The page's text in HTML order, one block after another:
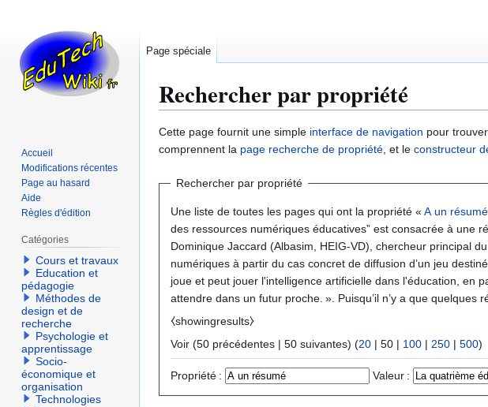
Rechercher par propriété
Aller
à
navigation
Aller
à
recherche
Cette page fournit une simple interface de navigation pour
comprennent la page recherche de propriété, et le constructeur
Rechercher par propriété
Une liste de toutes les pages qui ont la propriété « A un résumé
des ressources numériques éducatives” est consacrée à une
Dominique Jaccard (Albasim, HEIG-VD), chercheur principal
numériques à partir du cas concret de diffusion d’un jeu
joue et peut jouer l'intelligence artificielle dans l'éducation, en
attendre dans un futur proche. ».
⧼showingresults⧽
Voir (50 précédentes | 50 suivantes) (20 | 50 | 100 | 250 | 500)
Propriété : Valeur :
Page spéciale
Accueil
Modifications récentes
Page au hasard
Aide
Règles d'édition
Catégories
Cours et travaux
Education et
pédagogie
Méthodes de
design et de
recherche
Psychologie et
apprentissage
Socio-
économique et
organisation
Technologies